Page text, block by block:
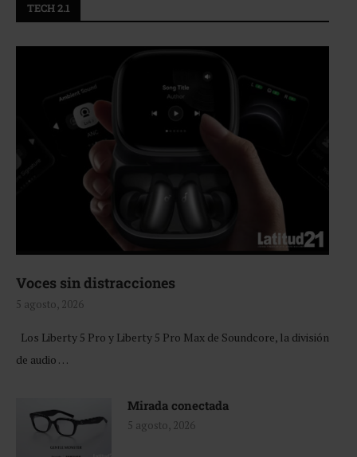
TECH 2.1
Voces sin distracciones
5 agosto, 2026
Los Liberty 5 Pro y Liberty 5 Pro Max de Soundcore, la división
de audio …
Mirada conectada
5 agosto, 2026